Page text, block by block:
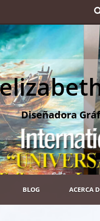
Diseñadora
BLOG ACERCA